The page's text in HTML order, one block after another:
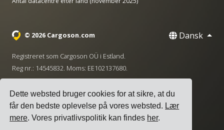
Dette websted bruger cookies for at sikre, at du
får den bedste oplevelse på vores websted. Lær
mere. Vores privatlivspolitik kan findes her.
© 2026 Cargoson.com Dansk
Registreret som Cargoson OÜ i Estland.
Reg nr.: 14545832. Moms: EE102137680.
+372 5555 0028 · hello@cargoson.com
Servicevilkår | Privatlivspolitik Cookie-politik